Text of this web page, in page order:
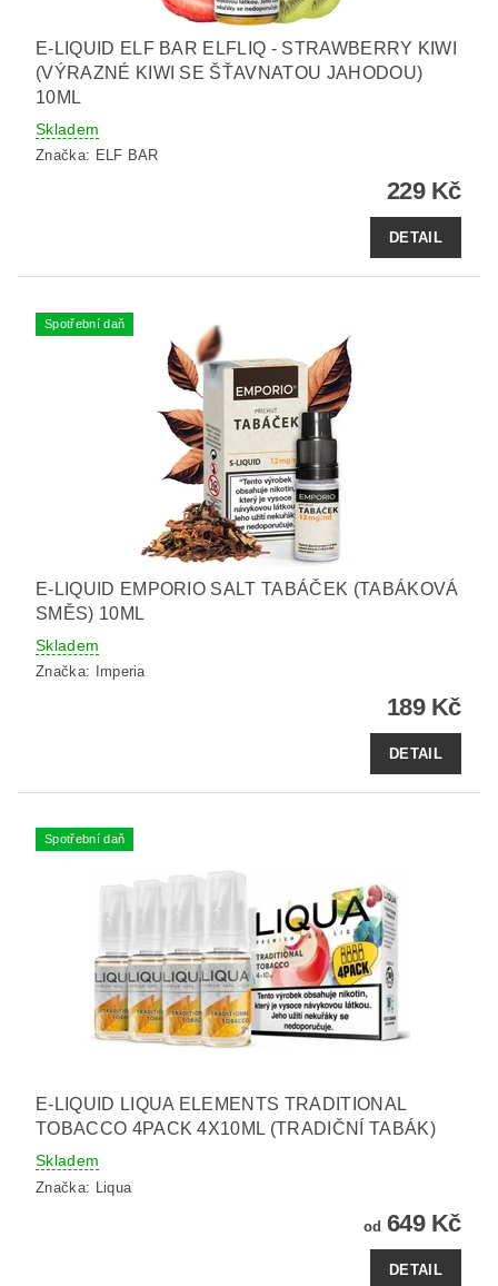
E-LIQUID ELF BAR ELFLIQ - STRAWBERRY KIWI
(VÝRAZNÉ KIWI SE ŠŤAVNATOU JAHODOU)
10ML
Skladem
Značka: ELF BAR
229 Kč
DETAIL
Spotřební daň
E-LIQUID EMPORIO SALT TABÁČEK (TABÁKOVÁ
SMĚS) 10ML
Skladem
Značka: Imperia
189 Kč
DETAIL
Spotřební daň
E-LIQUID LIQUA ELEMENTS TRADITIONAL
TOBACCO 4PACK 4X10ML (TRADIČNÍ TABÁK)
Skladem
Značka: Liqua
od 649 Kč
DETAIL